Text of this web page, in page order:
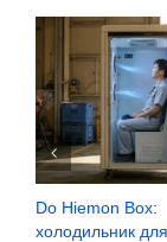
Do Hiemon Box:
холодильник